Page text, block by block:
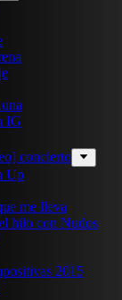
IG
concierto
Up
me lleva
hilo con Nudos
2015